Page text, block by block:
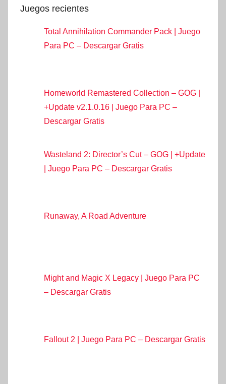
Juegos recientes
Total Annihilation Commander Pack | Juego
Para PC – Descargar Gratis
Homeworld Remastered Collection – GOG |
+Update v2.1.0.16 | Juego Para PC –
Descargar Gratis
Wasteland 2: Director’s Cut – GOG | +Update
| Juego Para PC – Descargar Gratis
Runaway, A Road Adventure
Might and Magic X Legacy | Juego Para PC
– Descargar Gratis
Fallout 2 | Juego Para PC – Descargar Gratis